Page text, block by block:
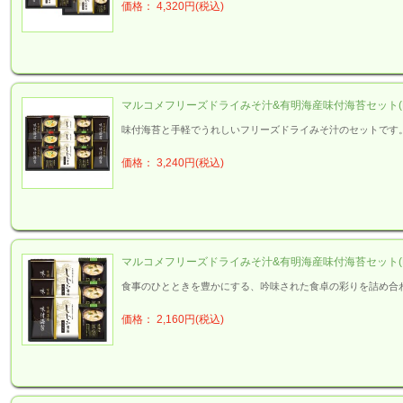
価格： 4,320円(税込)
マルコメフリーズドライみそ汁&有明海産味付海苔セッ
味付海苔と手軽でうれしいフリーズドライみそ汁のセットです。
価格： 3,240円(税込)
マルコメフリーズドライみそ汁&有明海産味付海苔セッ
食事のひとときを豊かにする、吟味された食卓の彩りを詰め合
価格： 2,160円(税込)